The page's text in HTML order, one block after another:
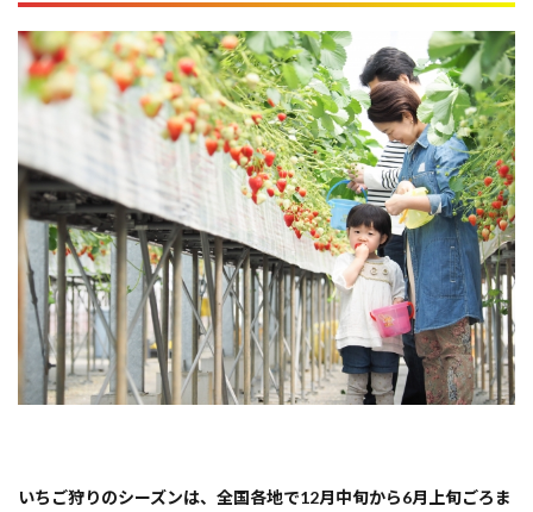
プル
で楽
しめ
る
『愛
郡内
子
町』
いち
ご狩
り体
験人
気ス
ポッ
ト！
東】
いちご狩りのシーズンは、全国各地で12月中旬から6月上旬ごろま